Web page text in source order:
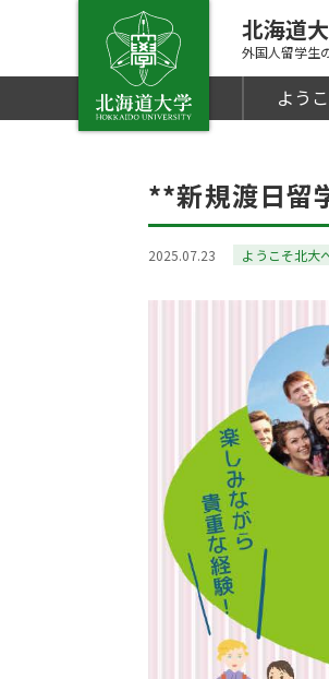
北海道
外国人留学生
よう
**新規渡日留
2025.07.23 ようこそ北大